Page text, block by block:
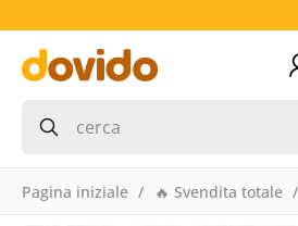
Pagina iniziale 🔥 Svendita totale